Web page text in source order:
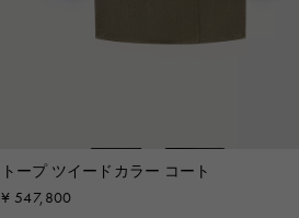
トープ ツイードカラー コート
¥ 547,800